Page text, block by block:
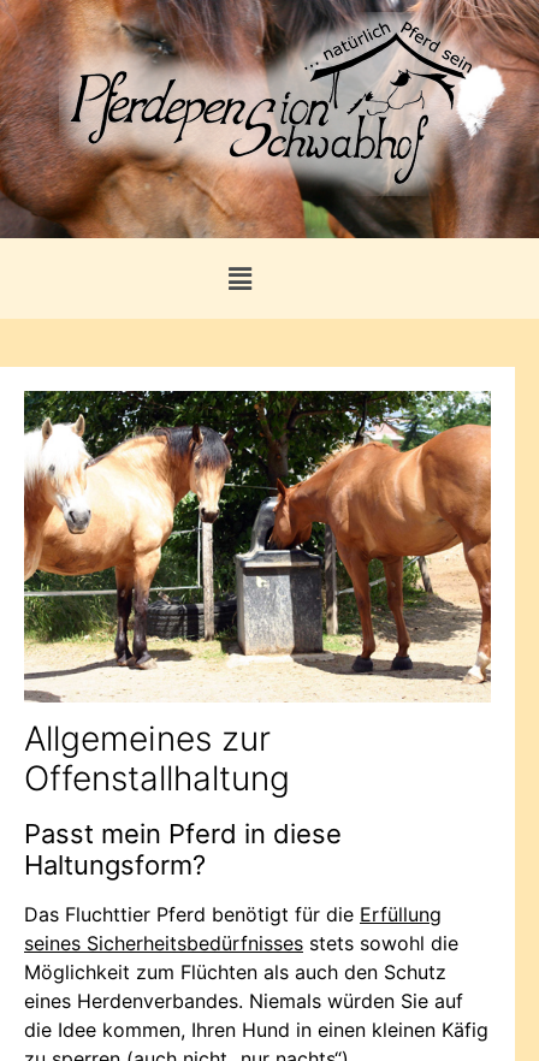
Allgemeines zur
Offenstallhaltung
Passt mein Pferd in diese
Haltungsform?
Das Fluchttier Pferd benötigt für die Erfüllung
seines Sicherheitsbedürfnisses stets sowohl die
Möglichkeit zum Flüchten als auch den Schutz
eines Herdenverbandes. Niemals würden Sie auf
die Idee kommen, Ihren Hund in einen kleinen Käfig